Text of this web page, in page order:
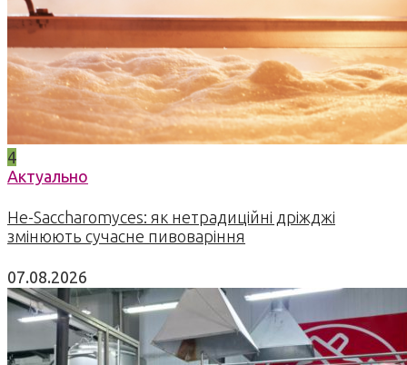
4
Актуально
Не-Saccharomyces: як нетрадиційні дріжджі
змінюють сучасне пивоваріння
07.08.2026